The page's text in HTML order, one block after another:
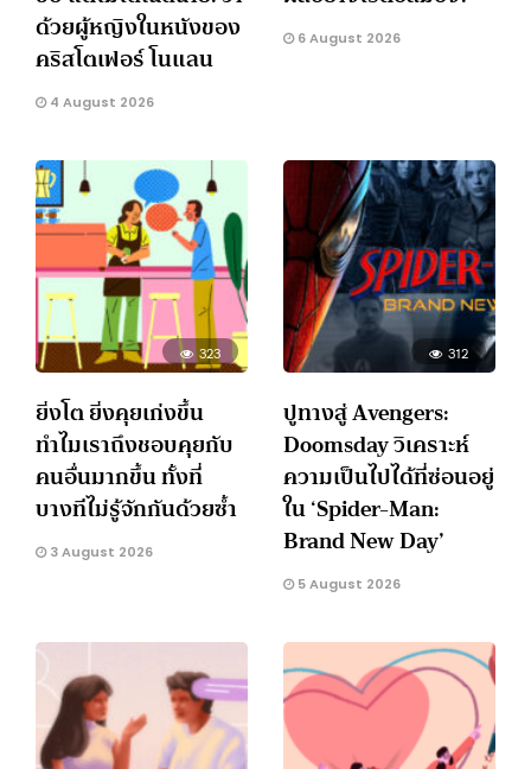
ด้วยผู้หญิงในหนังของ
คริสโตเฟอร์ โนแลน
4 August 2026
6 August 2026
323
ยิ่งโต ยิ่งคุยเก่งขึ้น
ทำไมเราถึงชอบคุยกับ
คนอื่นมากขึ้น ทั้งที่
บางทีไม่รู้จักกันด้วยซ้ำ
3 August 2026
312
ปูทางสู่ Avengers:
Doomsday วิเคราะห์
ความเป็นไปได้ที่ซ่อนอยู่
ใน ‘Spider-Man:
Brand New Day’
5 August 2026